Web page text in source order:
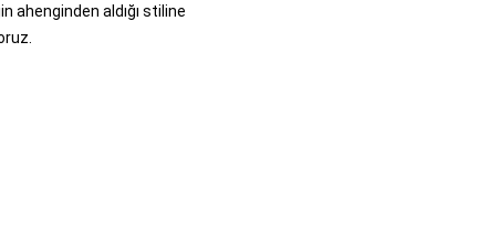
ahenginden aldığı stiline